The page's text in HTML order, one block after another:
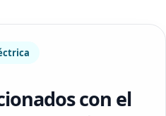
con el